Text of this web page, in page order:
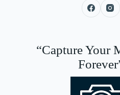
“Capture Your